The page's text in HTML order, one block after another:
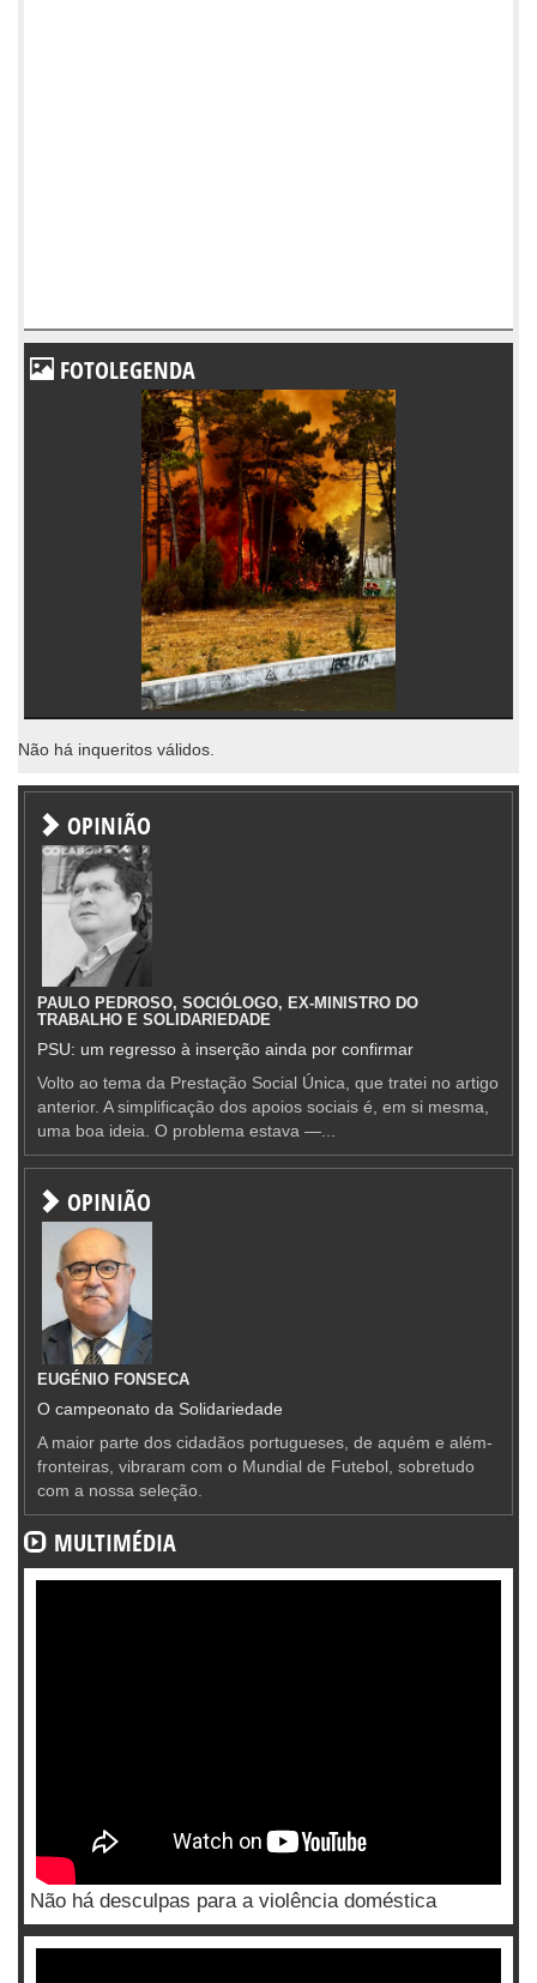
FOTOLEGENDA
Não há inqueritos válidos.
OPINIÃO
PAULO PEDROSO, SOCIÓLOGO, EX-MINISTRO DO
TRABALHO E SOLIDARIEDADE
PSU: um regresso à inserção ainda por confirmar
Volto ao tema da Prestação Social Única, que tratei no artigo
anterior. A simplificação dos apoios sociais é, em si mesma,
uma boa ideia. O problema estava —...
OPINIÃO
EUGÉNIO FONSECA
O campeonato da Solidariedade
A maior parte dos cidadãos portugueses, de aquém e além-
fronteiras, vibraram com o Mundial de Futebol, sobretudo
com a nossa seleção.
MULTIMÉDIA
Não há desculpas para a violência doméstica